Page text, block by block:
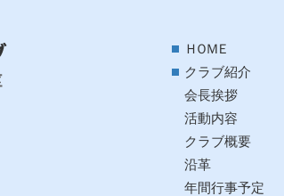
ＨＯＭＥ
クラブ紹介
会長挨拶
活動内容
クラブ概要
沿革
年間行事予定